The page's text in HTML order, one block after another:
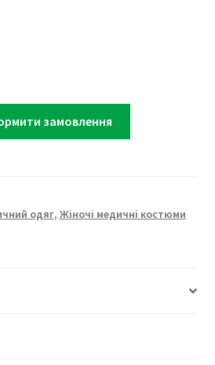
замовлення
одяг, Жіночі медичні костюми